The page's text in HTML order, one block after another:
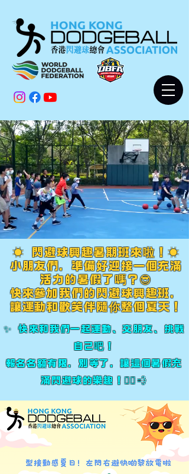
☀️ 閃避球興趣暑期班來啦 ！☀️
小朋友們，準備好迎接一個充滿
活力的暑假了嗎？😎
快來參加我們的閃避球興趣班，
讓運動和歡笑伴隨你整個 夏天！
✨ 快來和我們一起運動、交朋友、挑戰
自己吧 ！
報名名額有限，別等了，讓這個暑假充
滿閃避球的樂趣！🏃‍♂️💨